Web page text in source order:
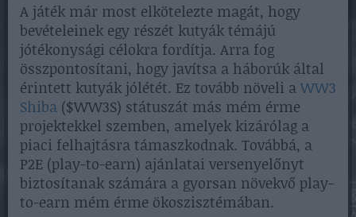
A játék már most elkötelezte magát, hogy
bevételeinek egy részét kutyák témájú
jótékonysági célokra fordítja. Arra fog
összpontosítani, hogy javítsa a háborúk által
érintett kutyák jólétét. Ez tovább növeli aWW3
Shiba ($WW3S) státuszát más mém érme
projektekkel szemben, amelyek kizárólag a
piaci felhajtásra támaszkodnak. Továbbá, a
P2E (play-to-earn) ajánlatai versenyelőnyt
biztosítanak számára a gyorsan növekvő play-
to-earn mém érme ökoszisztémában.